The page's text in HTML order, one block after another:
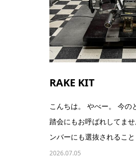
RAKE KIT
こんちは。 やべー。 今の
踏会にもお呼ばれしてま
ンバーにも選抜されるこ
2026.07.05